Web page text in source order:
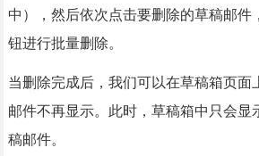
中），然后依次点击要删除的草稿邮件
钮进行批量删除。
当删除完成后，我们可以在草稿箱页面
邮件不再显示。此时，草稿箱中只会显
稿邮件。